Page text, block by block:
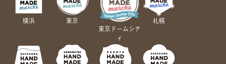
横浜
東京
東京ドームシテ
ィ
札幌